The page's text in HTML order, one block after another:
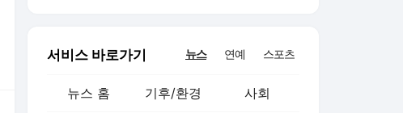
서비스 바로가기 뉴스 연예 스포츠
뉴스 홈 기후/환경 사회